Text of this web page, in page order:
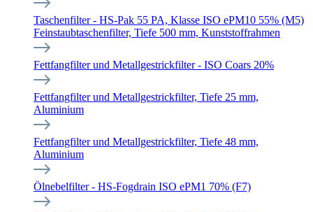
Taschenfilter - HS-Pak 55 PA, Klasse ISO ePM10 55% (M5)
Feinstaubtaschenfilter, Tiefe 500 mm, Kunststoffrahmen
Fettfangfilter und Metallgestrickfilter - ISO Coars 20%
Fettfangfilter und Metallgestrickfilter, Tiefe 25 mm,
Aluminium
Fettfangfilter und Metallgestrickfilter, Tiefe 48 mm,
Aluminium
Ölnebelfilter - HS-Fogdrain ISO ePM1 70% (F7)